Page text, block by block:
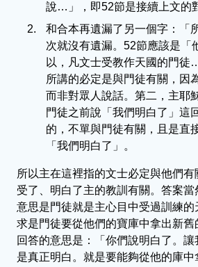
說…」，即52節是接續上文的
和合本再遺漏了另一個字：「
次就沒有遺漏。52節應該是「
以，凡文士受教作天國的門徒
所講的必定是與門徒有關，因
而非對眾人說話。第二，主耶
門徒之前說「我們明白了」這
的，不單與門徒有關，且是直
「我們明白了」。
所以主在這裡指的文士必定與他們
受了、明白了主的教訓有關。答案
意思是門徒就是主心目中受過訓練
求是門徒要從他們的寶庫中拿出新
回答的意思是：「你們說明白了。
是真正明白。就是要能夠從他的庫